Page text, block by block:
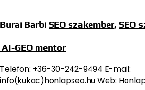
Burai Barbi SEO szakember, SEO
AI-GEO mentor
Telefon: +36-30-242-9494 E-mail:
info(kukac)honlapseo.hu Web: